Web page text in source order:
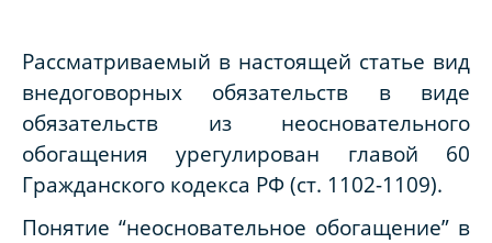
Рассматриваемый в настоящей статье вид
внедоговорных обязательств в виде
обязательств из неосновательного
обогащения урегулирован главой 60
Гражданского кодекса РФ (ст. 1102-1109).
Понятие “неосновательное обогащение” в